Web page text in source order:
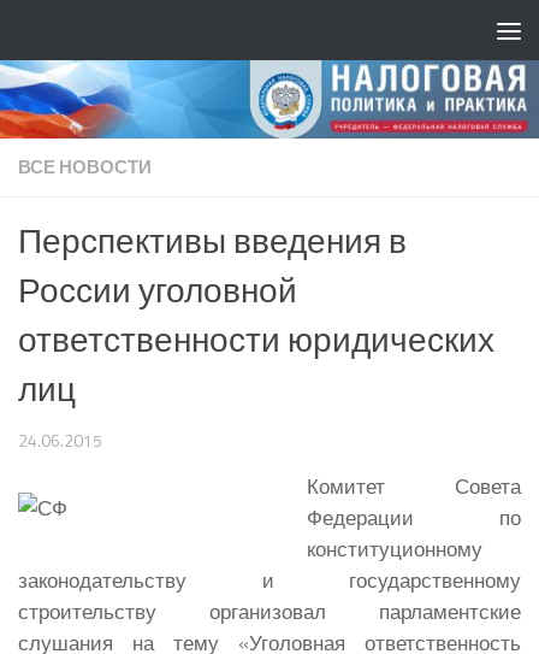
ВСЕ НОВОСТИ
Перспективы введения в
России уголовной
ответственности юридических
лиц
24.06.2015
Комитет Совета
Федерации по
конституционному
законодательству и государственному
строительству организовал парламентские
слушания на тему «Уголовная ответственность